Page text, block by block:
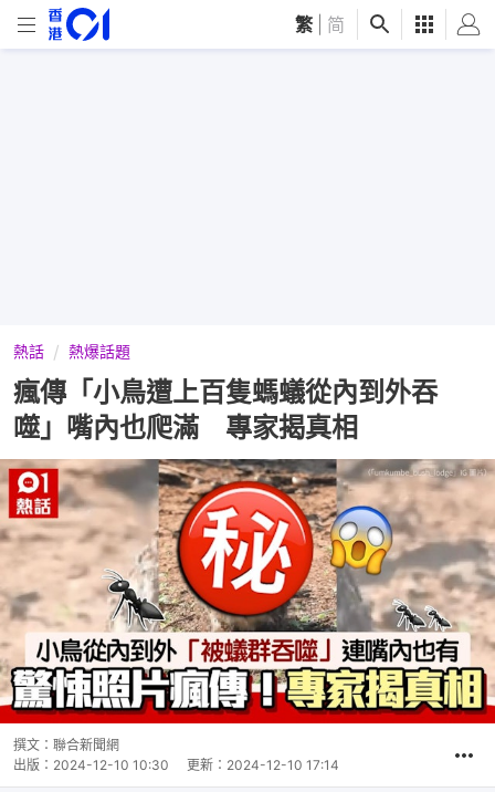
繁 简
熱話 熱爆話題
瘋傳「小鳥遭上百隻螞蟻從內到外吞
噬」嘴內也爬滿 專家揭真相
撰文： 聯合新聞網
出版： 2024-12-10 10:30 更新： 2024-12-10 17:14